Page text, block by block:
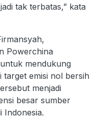
tak terbatas,” kata
Powerchina
mendukung
target emisi nol bersih
menjadi
besar sumber
Indonesia.